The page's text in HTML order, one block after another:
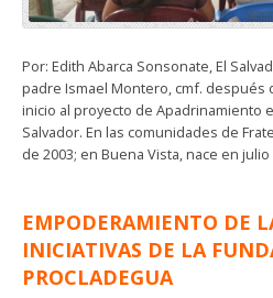
Por: Edith Abarca Sonsonate, El
padre Ismael Montero, cmf. después
inicio al proyecto de Apadrinamiento
Salvador. En las comunidades de
de 2003; en Buena Vista, nace en
EMPODERAMIENTO DE
INICIATIVAS DE LA
PROCLADEGUA